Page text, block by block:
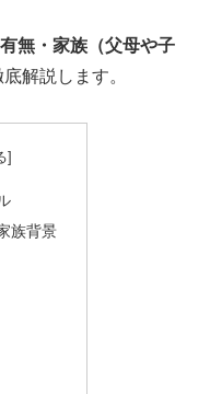
無・家族（父母や子
底解説します。
族背景